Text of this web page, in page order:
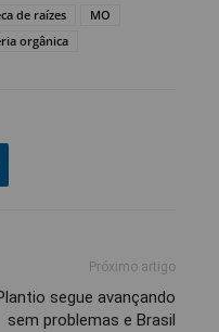
de raízes
MO
orgânica
Próximo artigo
segue avançando
sem problemas e Brasil